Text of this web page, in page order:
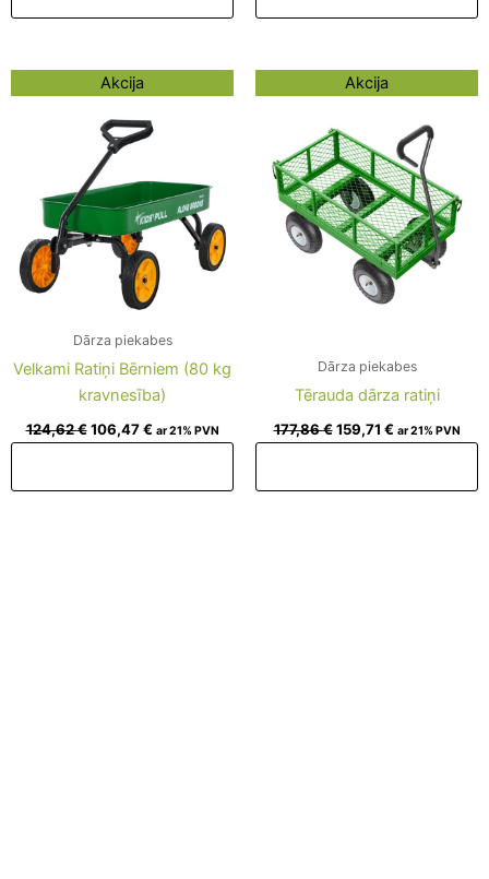
Akcija
Dārza piekabes
Velkami Ratiņi Bērniem (80 kg
kravnesība)
124,62€
Original
price
was:
124,62 €.
106,47€
price
106,47 €.
ar 21% PVN
Akcija
Dārza piekabes
Tērauda dārza ratiņi
177,86€
Original
price
177,86 €.
159,71 €
price
159,71 €.
ar 21% PVN